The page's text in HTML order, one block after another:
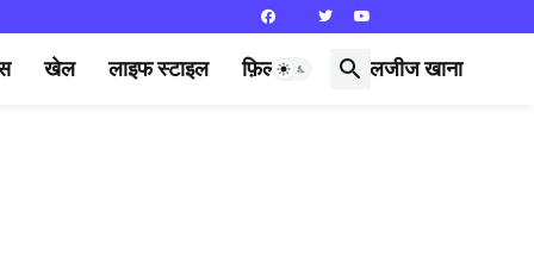
खेल लाइफ स्टाइल फ़िल्मी दुनिया लजीज खाना